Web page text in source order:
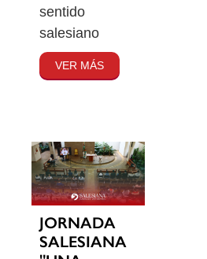
sentido
salesiano
VER MÁS
JORNADA
SALESIANA